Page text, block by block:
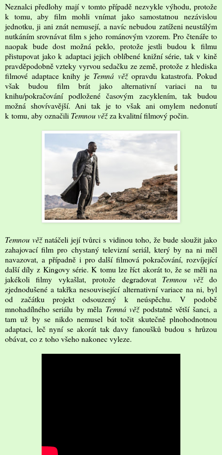
Neznalci předlohy mají v tomto případě nezvykle výhodu, protože
k tomu, aby film mohli vnímat jako samostatnou nezávislou
jednotku, ji ani znát nemusejí, a navíc nebudou zatíženi neustálým
nutkáním srovnávat film s jeho románovým vzorem. Pro čtenáře to
naopak bude dost možná peklo, protože jestli budou k filmu
přistupovat jako k adaptaci jejich oblíbené knižní série, tak v kině
pravděpodobně vzteky vyrvou sedačku ze země, protože z hlediska
filmové adaptace knihy je Temná věžopravdu katastrofa. Pokud
však budou film brát jako alternativní variaci na tu
knihu/pokračování podložené časovým zacyklením, tak budou
možná shovívavější. Ani tak je to však ani omylem nedonutí
k tomu, aby označili Temnou věžza kvalitní filmový počin.
Temnou věžnatáčeli její tvůrci s vidinou toho, že bude sloužit jako
zahajovací film pro chystaný televizní seriál, který by na ni měl
navazovat, a případně i pro další filmová pokračování, rozvíjející
další díly z Kingovy série. K tomu lze říct akorát to, že se měli na
jakékoli filmy vykašlat, protože degradovat Temnou věždo
zjednodušené a takřka nesouvisející alternativní variace na ni, byl
od začátku projekt odsouzený k neúspěchu. V podobě
mnohadílného seriálu by měla Temná věžpodstatně větší šanci, a
tam už by se nikdo nemusel bát točit skutečně plnohodnotnou
adaptaci, leč nyní se akorát tak davy fanoušků budou s hrůzou
obávat, co z toho všeho nakonec vyleze.